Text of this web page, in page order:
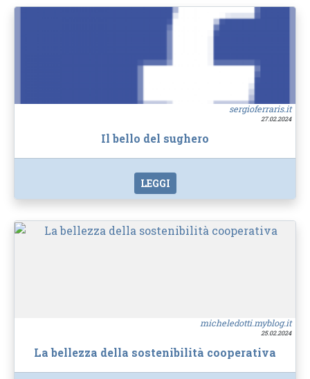
sergioferraris.it
27.02.2024
Il bello del sughero
LEGGI
micheledotti.myblog.it
25.02.2024
La bellezza della sostenibilità cooperativa